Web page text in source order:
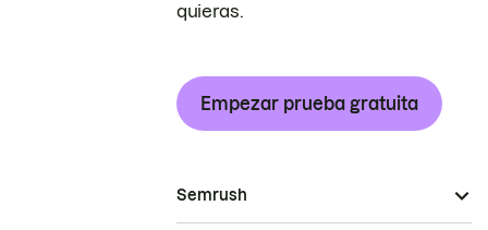
quieras.
Empezar prueba gratuita
Semrush